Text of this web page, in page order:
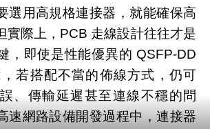
選用高規格連接器，就能確保高
實際上，PCB 走線設計往往才是
，即使是性能優異的 QSFP-DD
若搭配不當的佈線方式，仍可
、傳輸延遲甚至連線不穩的問
速網路設備開發過程中，連接器